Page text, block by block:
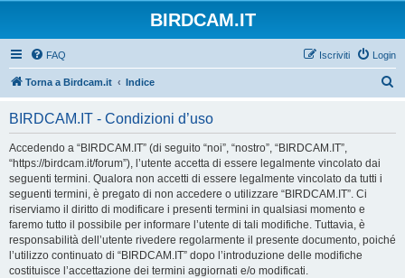
BIRDCAM.IT
FAQ Login
Iscriviti
Torna a Birdcam.it Indice
BIRDCAM.IT - Condizioni d’uso
Accedendo a “BIRDCAM.IT” (di seguito “noi”, “nostro”, “BIRDCAM.IT”,
“https://birdcam.it/forum”), l’utente accetta di essere legalmente vincolato dai
seguenti termini. Qualora non accetti di essere legalmente vincolato da tutti i
seguenti termini, è pregato di non accedere o utilizzare “BIRDCAM.IT”. Ci
riserviamo il diritto di modificare i presenti termini in qualsiasi momento e
faremo tutto il possibile per informare l’utente di tali modifiche. Tuttavia, è
responsabilità dell’utente rivedere regolarmente il presente documento, poiché
l’utilizzo continuato di “BIRDCAM.IT” dopo l’introduzione delle modifiche
costituisce l’accettazione dei termini aggiornati e/o modificati.